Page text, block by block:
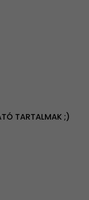
TARTALMAK ;)